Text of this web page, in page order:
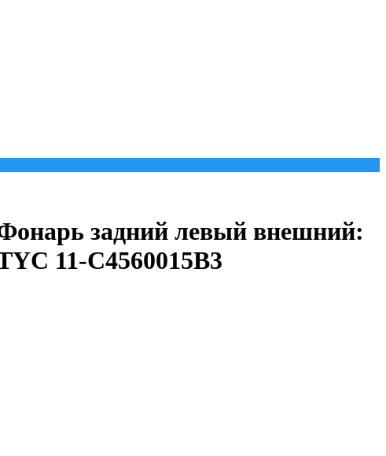
задний левый внешний:
11-C4560015B3